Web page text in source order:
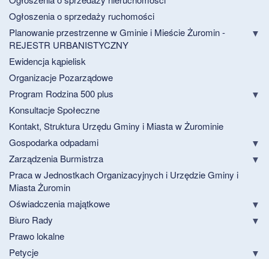
Ogłoszenia o sprzedaży ruchomości
Planowanie przestrzenne w Gminie i Mieście Żuromin -
REJESTR URBANISTYCZNY
Ewidencja kąpielisk
Organizacje Pozarządowe
Program Rodzina 500 plus
Konsultacje Społeczne
Kontakt, Struktura Urzędu Gminy i Miasta w Żurominie
Gospodarka odpadami
Zarządzenia Burmistrza
Praca w Jednostkach Organizacyjnych i Urzędzie Gminy i
Miasta Żuromin
Oświadczenia majątkowe
Biuro Rady
Prawo lokalne
Petycje